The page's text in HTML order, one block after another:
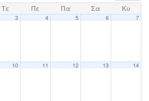
Τε Πε Πα Σα Κυ
3 4 5 6 7
10 11 12 13 14